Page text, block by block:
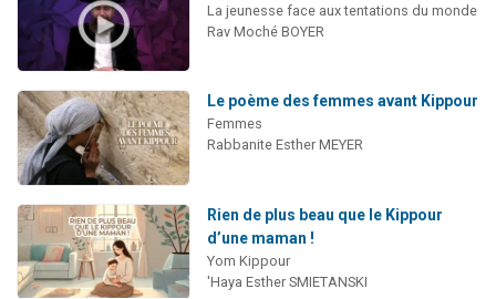
La jeunesse face aux tentations du monde
Rav Moché BOYER
Le poème des femmes avant Kippour
Femmes
Rabbanite Esther MEYER
Rien de plus beau que le Kippour
d’une maman !
Yom Kippour
'Haya Esther SMIETANSKI